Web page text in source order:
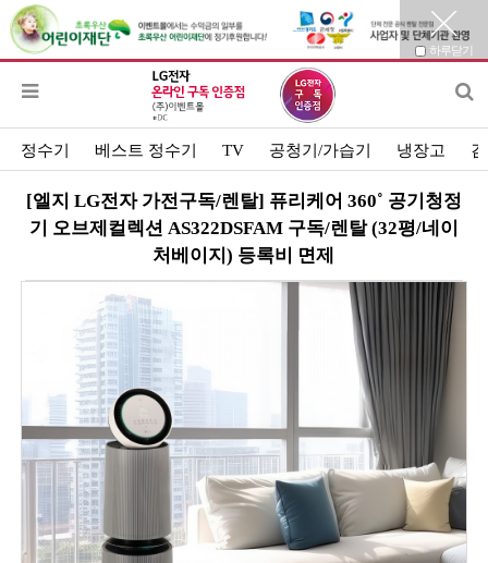
하루닫기
정수기 베스트 정수기 TV 공청기/가습기 냉장고
[엘지 LG전자 가전구독/렌탈] 퓨리케어 360˚ 공기청정
기 오브제컬렉션 AS322DSFAM 구독/렌탈 (32평/네이
처베이지) 등록비 면제